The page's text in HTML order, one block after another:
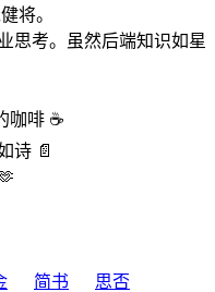
将。
思考。虽然后端知识如星
咖啡 ☕️
诗 📄
简书
思否